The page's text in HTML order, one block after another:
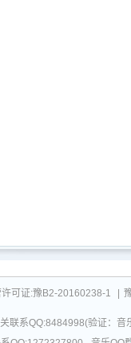
可证:豫B2-20160238-1
联系QQ:8484998(验证：音